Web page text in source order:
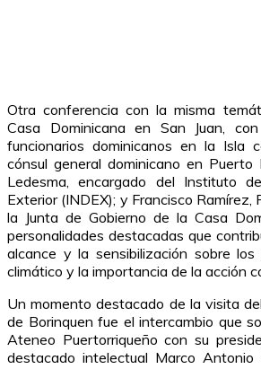
Otra conferencia con la misma
Casa Dominicana en San Juan,
funcionarios dominicanos en la Isla
cónsul general dominicano en Puerto
Ledesma, encargado del Instituto
Exterior (INDEX); y Francisco Ramírez,
la Junta de Gobierno de la Casa
personalidades destacadas que
alcance y la sensibilización sobre
climático y la importancia de la acción
Un momento destacado de la visita
de Borinquen fue el intercambio que
Ateneo Puertorriqueño con su
destacado intelectual Marco